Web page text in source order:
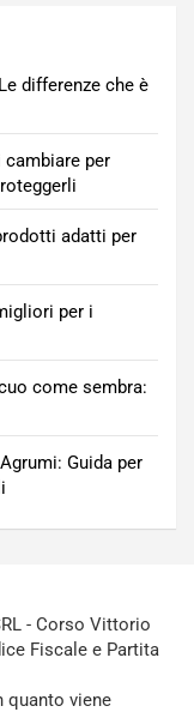
differenze che è
per
adatti per
per i
come sembra:
Guida per
- Corso Vittorio
Fiscale e Partita
quanto viene